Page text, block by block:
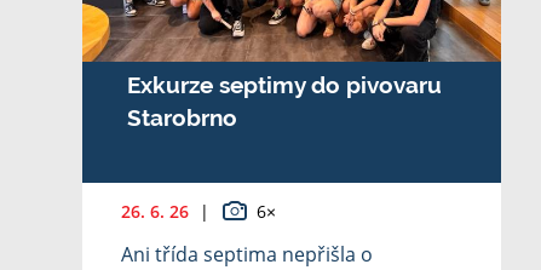
Exkurze septimy do pivovaru
Starobrno
26. 6. 26 | 6×
Ani třída septima nepřišla o